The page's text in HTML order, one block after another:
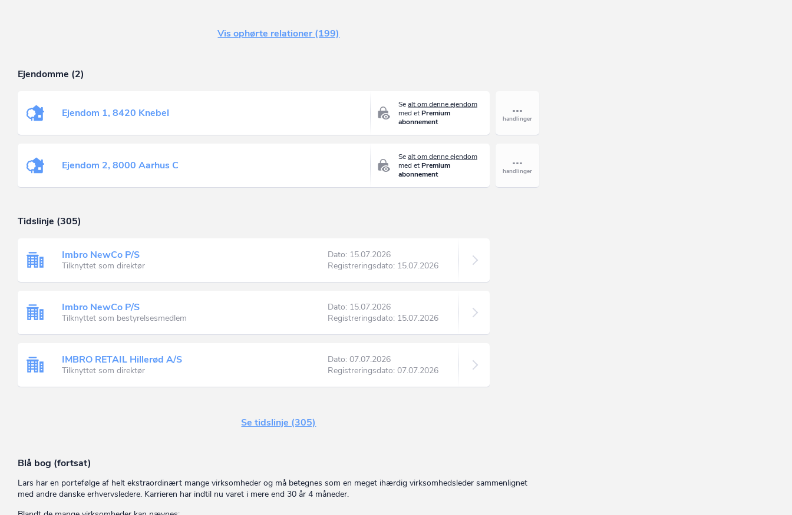
Vis ophørte relationer (199)
Ejendomme (2)
Sealt om denne ejendom
med et Premium
abonnement
Ejendom 1, 8420 Knebel
Sealt om denne ejendom
med et Premium
abonnement
Ejendom 2, 8000 Aarhus C
Tidslinje (305)
Imbro NewCo P/S
Tilknyttet som direktør
Dato: 15.07.2026
Registreringsdato: 15.07.2026
Imbro NewCo P/S
Tilknyttet som bestyrelsesmedlem
Dato: 15.07.2026
Registreringsdato: 15.07.2026
IMBRO RETAIL Hillerød A/S
Tilknyttet som direktør
Dato: 07.07.2026
Registreringsdato: 07.07.2026
Se tidslinje (305)
Blå bog (fortsat)
Lars har en portefølge af helt ekstraordinært mange virksomheder og må betegnes som en meget ihærdig virksomhedsleder sammenlignet
med andre danske erhvervsledere. Karrieren har indtil nu varet i mere end 30 år 4 måneder.